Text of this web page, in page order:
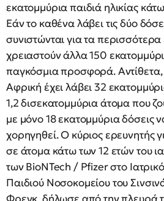
εκατομμύρια παιδιά ηλικίας
Εάν το καθένα λάβει τις δύο
συνιστώνται για τα
χρειαστούν άλλα 150
παγκόσμια προσφορά.
Αφρική έχει λάβει 32
1,2 δισεκατομμύρια άτομα που
με μόνο 18 εκατομμύρια δόσεις
χορηγηθεί. Ο κύριος ερευνητής
σε άτομα κάτω των 12 ετών του
των BioNTech / Pfizer στο
Παιδιού Νοσοκομείου του